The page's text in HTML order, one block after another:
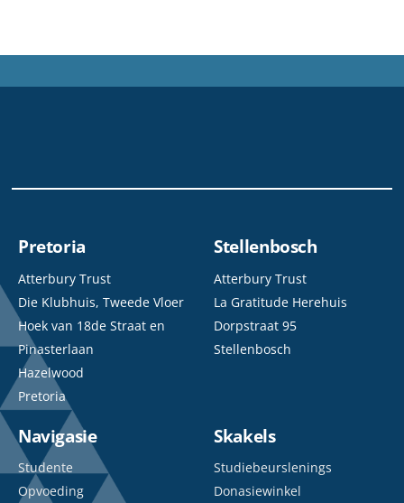
Pretoria
Atterbury Trust
Die Klubhuis, Tweede Vloer
Hoek van 18de Straat en
Pinasterlaan
Hazelwood
Pretoria
Stellenbosch
Atterbury Trust
La Gratitude Herehuis
Dorpstraat 95
Stellenbosch
Navigasie
Studente
Opvoeding
Skakels
Studiebeurslenings
Donasiewinkel